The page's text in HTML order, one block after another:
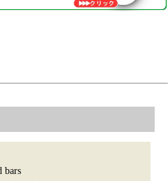
bars